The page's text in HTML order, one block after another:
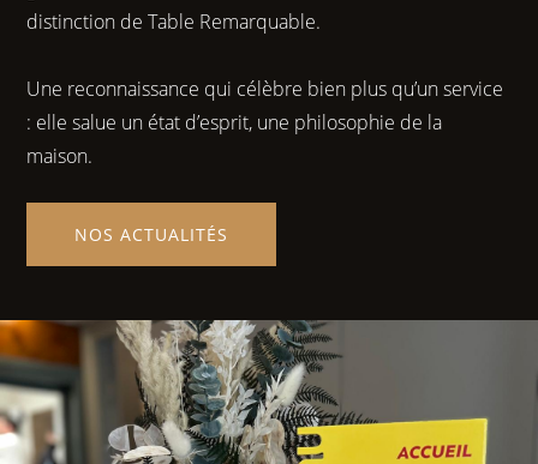
distinction de Table Remarquable.
Une reconnaissance qui célèbre bien plus qu’un service
: elle salue un état d’esprit, une philosophie de la
maison.
NOS ACTUALITÉS